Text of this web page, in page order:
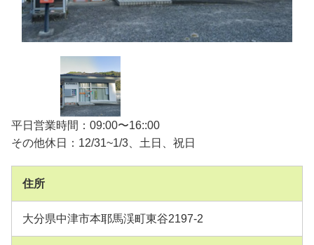
平日営業時間：09:00〜16::00
その他休日：12/31~1/3、土日、祝日
住所
大分県中津市本耶馬渓町東谷2197-2